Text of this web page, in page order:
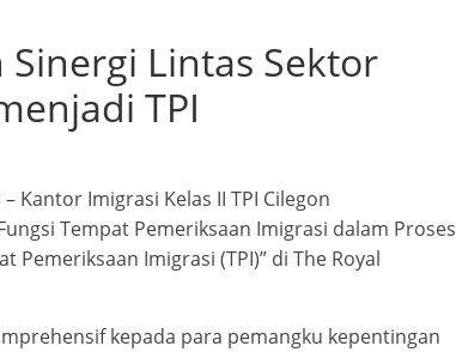
Lintas Sektor
TPI
Kantor Imigrasi Kelas II TPI Cilegon
Tempat Pemeriksaan Imigrasi dalam Proses
Pemeriksaan Imigrasi (TPI)” di The Royal
kepada para pemangku kepentingan